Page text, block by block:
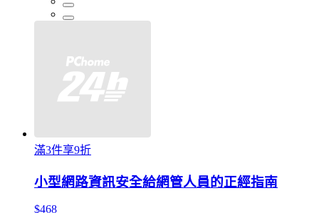
滿3件享9折
小型網路資訊安全給網管人員的正經指南
$468